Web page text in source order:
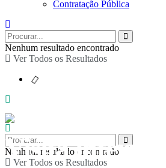
Contratação Pública
Nenhum resultado encontrado
Ver Todos os Resultados
Nenhum resultado encontrado
Ver Todos os Resultados
Visita